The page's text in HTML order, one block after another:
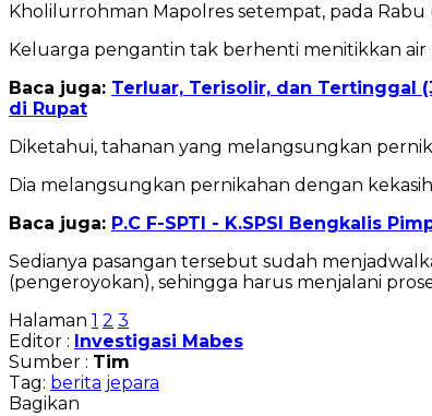
Kholilurrohman Mapolres setempat, pada Rabu
Keluarga pengantin tak berhenti menitikkan
Baca juga: Terluar, Terisolir, dan Tertinggal
di Rupat
Diketahui, tahanan yang melangsungkan
Dia melangsungkan pernikahan dengan
Baca juga: P.C F-SPTI - K.SPSI Bengkalis
Sedianya pasangan tersebut sudah
(pengeroyokan), sehingga harus menjalani
Halaman 1 2 3
Editor : Investigasi Mabes
Sumber : Tim
Tag: berita jepara
Bagikan